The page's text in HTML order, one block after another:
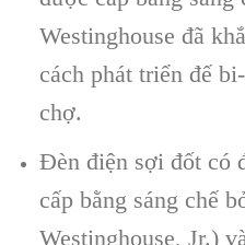
Westinghouse đã
cách phát triển đế
chợ.
Đèn điện sợi đốt có
cấp bằng sáng chế
Westinghouse, Jr.)